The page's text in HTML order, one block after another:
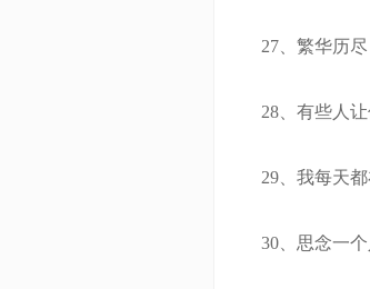
27、繁华历尽
28、有些人让
29、我每天都
30、思念一个